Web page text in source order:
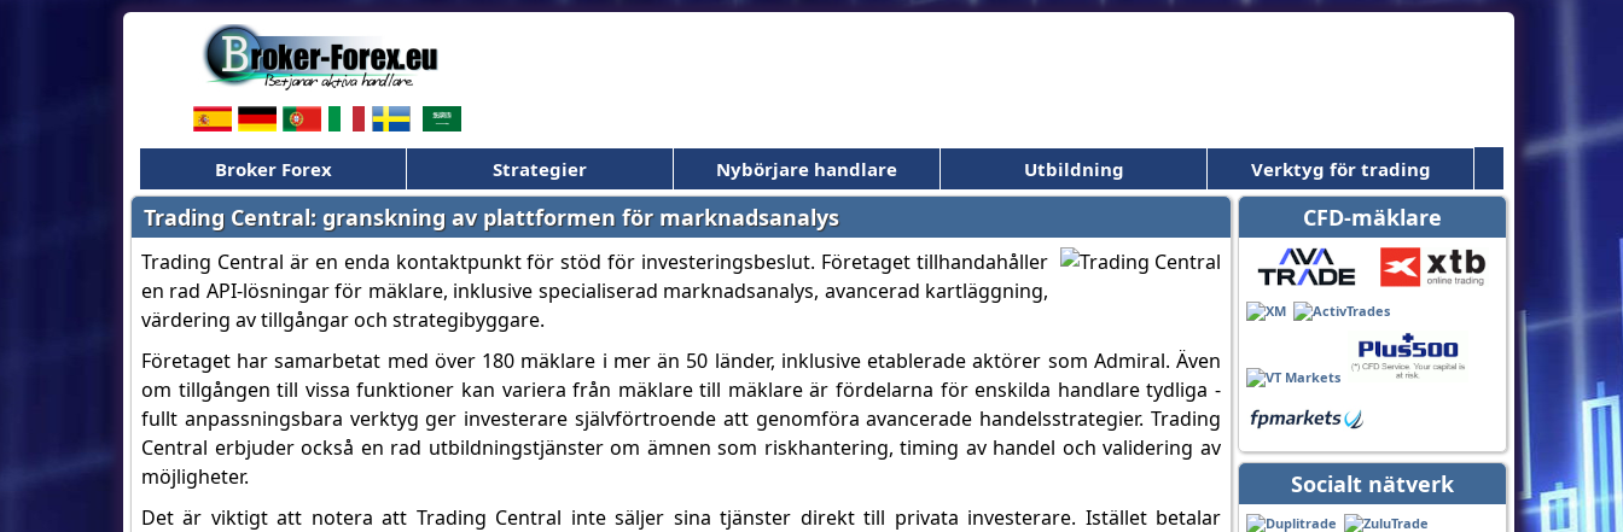
Broker Forex Strategier Nybörjare handlare Utbildning Verktyg för trading
CFD-mäklare
Socialt nätverk
Trading Central: granskning av plattformen för marknadsanalys
Trading Central är en enda kontaktpunkt för stöd för investeringsbeslut. Företaget tillhandahåller
en rad API-lösningar för mäklare, inklusive specialiserad marknadsanalys, avancerad kartläggning,
värdering av tillgångar och strategibyggare.
Företaget har samarbetat med över 180 mäklare i mer än 50 länder, inklusive etablerade aktörer som Admiral. Även
om tillgången till vissa funktioner kan variera från mäklare till mäklare är fördelarna för enskilda handlare tydliga -
fullt anpassningsbara verktyg ger investerare självförtroende att genomföra avancerade handelsstrategier. Trading
Central erbjuder också en rad utbildningstjänster om ämnen som riskhantering, timing av handel och validering av
möjligheter.
Det är viktigt att notera att Trading Central inte säljer sina tjänster direkt till privata investerare. Istället betalar